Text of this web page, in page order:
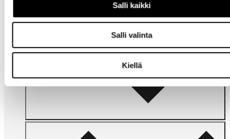
Salli kaikki
Salli valinta
Kiellä
Omat